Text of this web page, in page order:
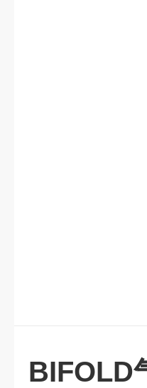
BIFOLD